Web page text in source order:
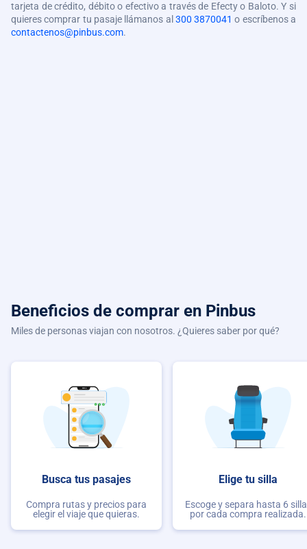
tarjeta de crédito, débito o efectivo a través de Efecty o Baloto. Y si
quieres comprar tu pasaje llámanos al 300 3870041 o escríbenos a
contactenos@pinbus.com.
Beneficios de comprar en Pinbus
Miles de personas viajan con nosotros. ¿Quieres saber por qué?
Busca tus pasajes
Compra rutas y precios para
elegir el viaje que quieras.
Elige tu silla
Escoge y separa hasta 6
por cada compra realizada.